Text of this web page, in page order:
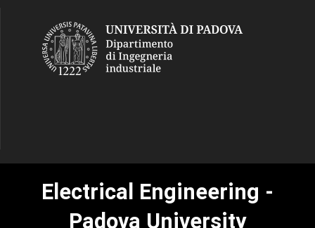
Electrical Engineering -
Padova University